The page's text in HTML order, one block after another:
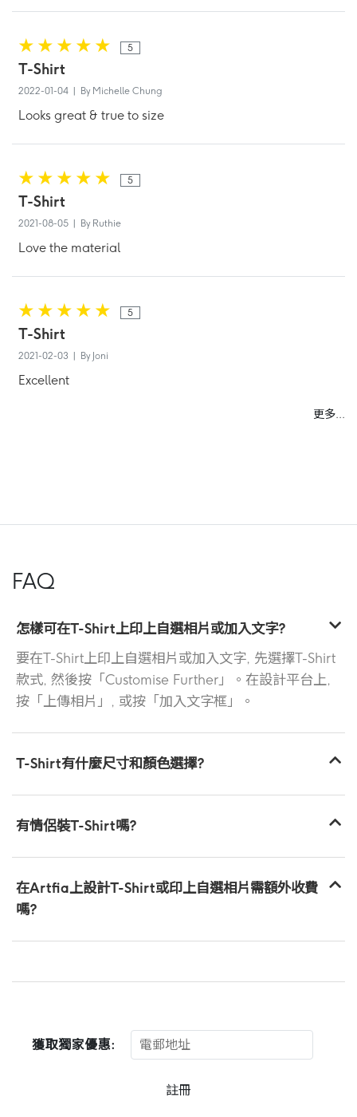
5
T-Shirt
2022-01-04 | By Michelle Chung
Looks great & true to size
5
T-Shirt
2021-08-05 | By Ruthie
Love the material
5
T-Shirt
2021-02-03 | By Joni
Excellent
更多...
FAQ
怎樣可在T-Shirt上印上自選相片或加入文字?
要在T-Shirt上印上自選相片或加入文字, 先選擇T-Shirt
款式, 然後按「Customise Further」。在設計平台上,
按「上傳相片」, 或按「加入文字框」。
T-Shirt有什麼尺寸和顏色選擇?
有情侶裝T-Shirt嗎?
在Artfia上設計T-Shirt或印上自選相片需額外收費
嗎?
獲取獨家優惠:
註冊